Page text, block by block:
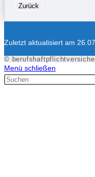
Zurück
Zuletzt aktualisiert am
©
Menü schließen